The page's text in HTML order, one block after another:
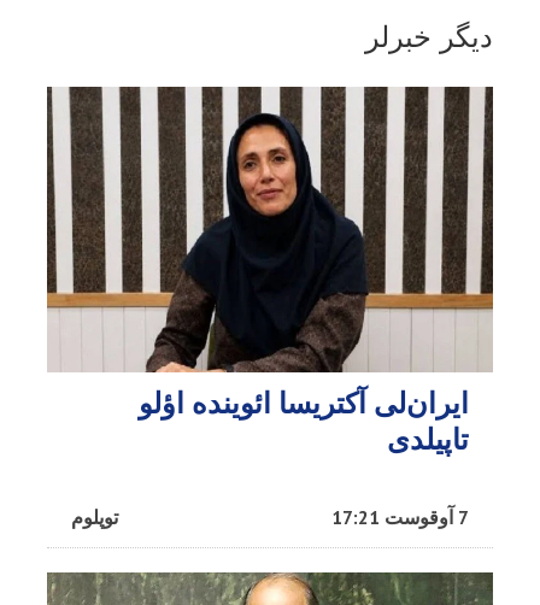
دیگر خبرلر
ایران‌لی آکتریسا ائوینده اؤلو
تاپیلدی
توپلوم 7 آوقوست 17:21